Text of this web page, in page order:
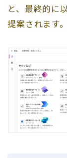
と、最終的に
提案されます。